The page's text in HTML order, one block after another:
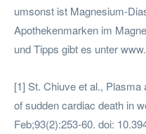
umsonst ist Magnesium-
Apothekenmarken im
und Tipps gibt es unter
[1] St. Chiuve et al.,
of sudden cardiac death in
Feb;93(2):253-60. doi: